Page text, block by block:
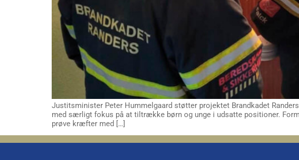
Justitsminister Peter Hummelgaard støtter projektet Brandkadet
med særligt fokus på at tiltrække børn og unge i udsatte positioner.
prøve kræfter med […]